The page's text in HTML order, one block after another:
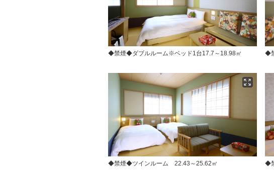
◆禁煙◆ダブルルーム※ベッド1台17.7～18.98㎡ ◆
◆禁煙◆ツインルーム 22.43～25.62㎡ ◆